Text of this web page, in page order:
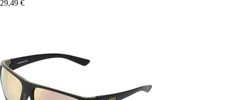
29,49 €